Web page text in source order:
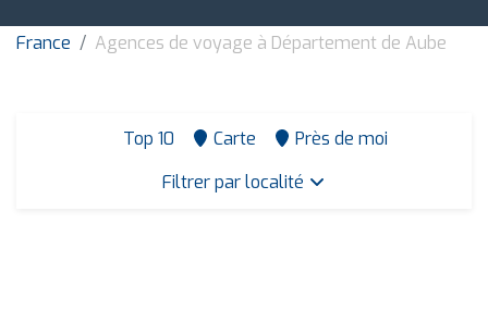
France Agences de voyage à Département de Aube
Top 10 Carte
Près de moi
Filtrer par localité